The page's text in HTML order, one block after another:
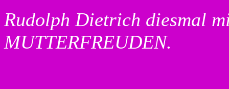
Rudolph Dietrich diesmal
MUTTERFREUDEN.